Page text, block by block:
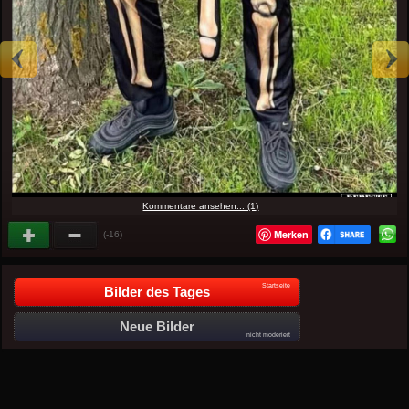
Kommentare ansehen... (1)
(-16) Merken
Bilder des Tages Startseite
Neue Bilder
nicht moderiert